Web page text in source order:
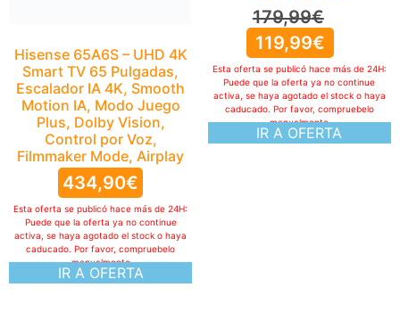
Hisense 65A6S – UHD 4K
Smart TV 65 Pulgadas,
Escalador IA 4K, Smooth
Motion IA, Modo Juego
Plus, Dolby Vision,
Control por Voz,
Filmmaker Mode, Airplay
434,90€
IR A OFERTA
Esta oferta se publicó hace más de 24H:
Puede que la oferta ya no continue
activa, se haya agotado el stock o haya
caducado. Por favor, compruebelo
manualmente
179,99€
119,99€
IR A OFERTA
Esta oferta se publicó hace más de 24H:
Puede que la oferta ya no continue
activa, se haya agotado el stock o haya
caducado. Por favor, compruebelo
manualmente